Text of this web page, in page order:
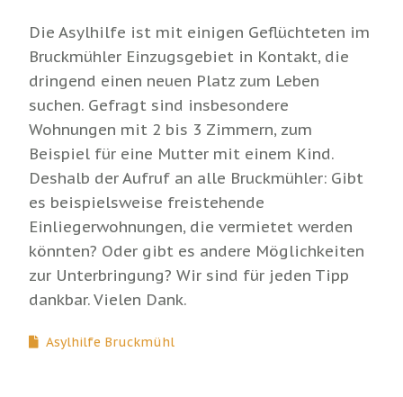
Die Asylhilfe ist mit einigen Geflüchteten im
Bruckmühler Einzugsgebiet in Kontakt, die
dringend einen neuen Platz zum Leben
suchen. Gefragt sind insbesondere
Wohnungen mit 2 bis 3 Zimmern, zum
Beispiel für eine Mutter mit einem Kind.
Deshalb der Aufruf an alle Bruckmühler: Gibt
es beispielsweise freistehende
Einliegerwohnungen, die vermietet werden
könnten? Oder gibt es andere Möglichkeiten
zur Unterbringung? Wir sind für jeden Tipp
dankbar. Vielen Dank.
Asylhilfe Bruckmühl